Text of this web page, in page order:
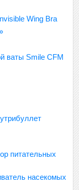
Wing Bra
ваты Smile CFM
питательных
насекомых